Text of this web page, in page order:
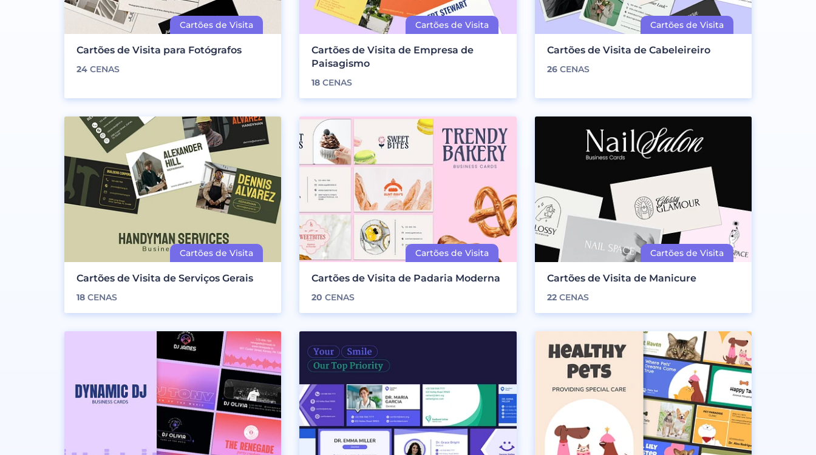
Cartões de Visita para Fotógrafos
24 CENAS
Cartões de Visita de Empresa de
Paisagismo
18 CENAS
Cartões de Visita de Cabeleireiro
26CENAS
Cartões de Visita de Serviços Gerais
18 CENAS
Cartões de Visita de Padaria Moderna
20 CENAS
Cartões de Visita de Manicure
22CENAS